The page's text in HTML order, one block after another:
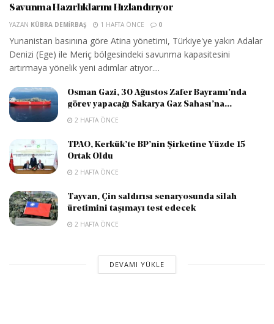
Savunma Hazırlıklarını Hızlandırıyor
YAZAN KÜBRA DEMIRBAŞ 1 HAFTA ÖNCE 0
Yunanistan basınına göre Atina yönetimi, Türkiye'ye yakın Adalar
Denizi (Ege) ile Meriç bölgesindeki savunma kapasitesini
artırmaya yönelik yeni adımlar atıyor....
Osman Gazi, 30 Ağustos Zafer Bayramı’nda
görev yapacağı Sakarya Gaz Sahası’na...
2 HAFTA ÖNCE
TPAO, Kerkük’te BP’nin Şirketine Yüzde 15
Ortak Oldu
2 HAFTA ÖNCE
Tayvan, Çin saldırısı senaryosunda silah
üretimini taşımayı test edecek
2 HAFTA ÖNCE
DEVAMI YÜKLE